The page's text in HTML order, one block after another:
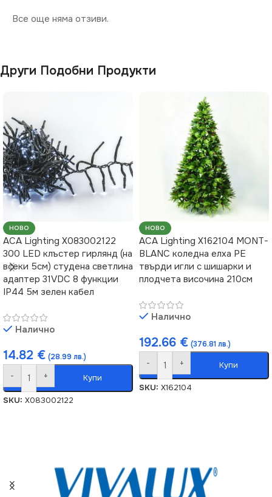
Все още няма отзиви.
Други Подобни Продукти
НОВО
ACA Lighting X083002122
300 LED клъстер гирлянд (на
всеки 5см) студена светлина
адаптер 31VDC 8 функции
IP44 5м зелен кабел
Налично
14.82 € (28.99 лв.)
- + Купи
SKU: X083002122
НОВО
ACA Lighting X162104 MONT-
BLANC коледна елха PE
твърди игли с шишарки и
плодчета височина 210см
Налично
192.66 € (376.81 лв.)
- + Купи
SKU: X162104